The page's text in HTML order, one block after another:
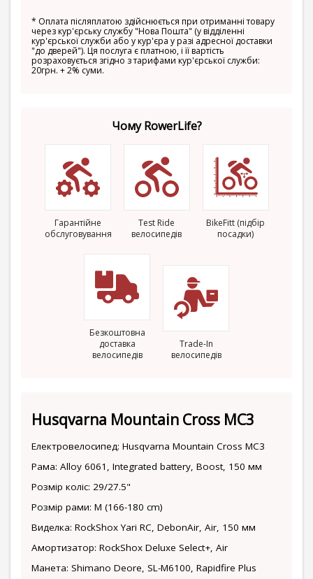
* Оплата післяплатою здійснюється при отриманні товару
через кур'єрську службу "Нова Пошта" (у відділенні
кур'єрської служби або у кур'єра у разі адресної доставки
"до дверей"). Ця послуга є платною, і її вартість
розраховується згідно з тарифами кур'єрської служби:
20грн. + 2% суми.
Чому RowerLife?
Гарантійне
обслуговування
Test Ride
велосипедів
BikeFitt (підбір
посадки)
Безкоштовна
доставка
велосипедів
Trade-In
велосипедів
Husqvarna Mountain Cross MC3
Електровелосипед: Husqvarna Mountain Cross MC3
Рама: Alloy 6061, Integrated battery, Boost, 150 мм
Розмір коліс: 29/27.5"
Розмір рами: M (166-180 cm)
Виделка: RockShox Yari RC, DebonAir, Air, 150 мм
Амортизатор: RockShox Deluxe Select+, Air
Манета: Shimano Deore, SL-M6100, Rapidfire Plus